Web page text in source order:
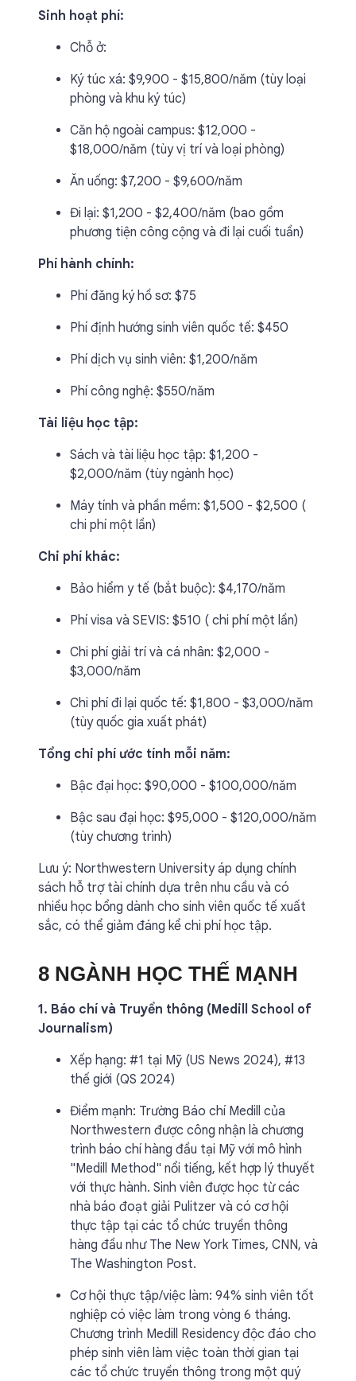
Sinh hoạt phí:
Chỗ ở:
Ký túc xá: $9,900 - $15,800/năm (tùy loại
phòng và khu ký túc)
Căn hộ ngoài campus: $12,000 -
$18,000/năm (tùy vị trí và loại phòng)
Ăn uống: $7,200 - $9,600/năm
Đi lại: $1,200 - $2,400/năm (bao gồm
phương tiện công cộng và đi lại cuối tuần)
Phí hành chính:
Phí đăng ký hồ sơ: $75
Phí định hướng sinh viên quốc tế: $450
Phí dịch vụ sinh viên: $1,200/năm
Phí công nghệ: $550/năm
Tài liệu học tập:
Sách và tài liệu học tập: $1,200 -
$2,000/năm (tùy ngành học)
Máy tính và phần mềm: $1,500 - $2,500 (
chi phí một lần)
Chi phí khác:
Bảo hiểm y tế (bắt buộc): $4,170/năm
Phí visa và SEVIS: $510 ( chi phí một lần)
Chi phí giải trí và cá nhân: $2,000 -
$3,000/năm
Chi phí đi lại quốc tế: $1,800 - $3,000/năm
(tùy quốc gia xuất phát)
Tổng chi phí ước tính mỗi năm:
Bậc đại học: $90,000 - $100,000/năm
Bậc sau đại học: $95,000 - $120,000/năm
(tùy chương trình)
Lưu ý: Northwestern University áp dụng chính
sách hỗ trợ tài chính dựa trên nhu cầu và có
nhiều học bổng dành cho sinh viên quốc tế xuất
sắc, có thể giảm đáng kể chi phí học tập.
8 NGÀNH HỌC THẾ MẠNH
1. Báo chí và Truyền thông (Medill School of
Journalism)
Xếp hạng: #1 tại Mỹ (US News 2024), #13
thế giới (QS 2024)
Điểm mạnh: Trường Báo chí Medill của
Northwestern được công nhận là chương
trình báo chí hàng đầu tại Mỹ với mô hình
"Medill Method" nổi tiếng, kết hợp lý thuyết
với thực hành. Sinh viên được học từ các
nhà báo đoạt giải Pulitzer và có cơ hội
thực tập tại các tổ chức truyền thông
hàng đầu như The New York Times, CNN, và
The Washington Post.
Cơ hội thực tập/việc làm: 94% sinh viên tốt
nghiệp có việc làm trong vòng 6 tháng.
Chương trình Medill Residency độc đáo cho
phép sinh viên làm việc toàn thời gian tại
các tổ chức truyền thông trong một quý